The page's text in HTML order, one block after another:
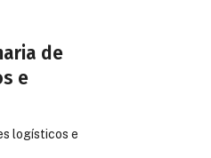
de
e
logísticos e